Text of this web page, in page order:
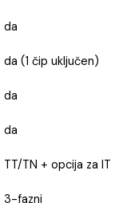
da
da (1 čip uključen)
da
da
TT/TN + opcija za IT
3-fazni